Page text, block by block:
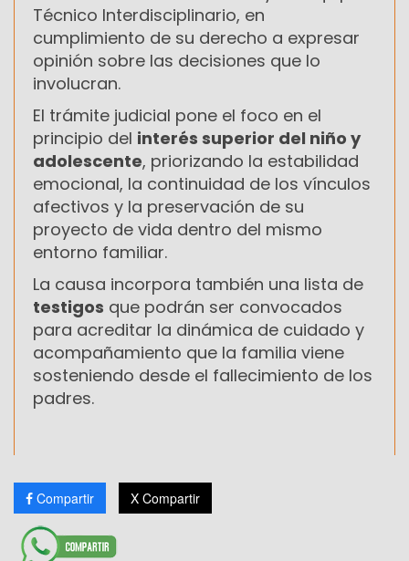
Técnico Interdisciplinario, en
cumplimiento de su derecho a expresar
opinión sobre las decisiones que lo
involucran.
El trámite judicial pone el foco en el
principio del interés superior del niño y
adolescente, priorizando la estabilidad
emocional, la continuidad de los vínculos
afectivos y la preservación de su
proyecto de vida dentro del mismo
entorno familiar.
La causa incorpora también una lista de
testigos que podrán ser convocados
para acreditar la dinámica de cuidado y
acompañamiento que la familia viene
sosteniendo desde el fallecimiento de los
padres.
Compartir X Compartir